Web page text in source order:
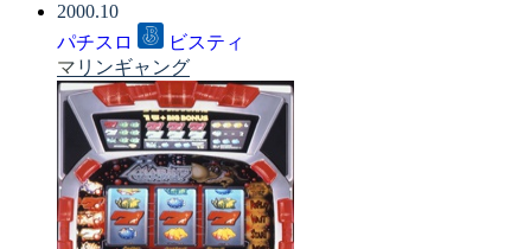
2000.10
パチスロ
ビスティ
マリンギャング